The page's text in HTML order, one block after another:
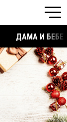
ДАМА И БЕБЕ